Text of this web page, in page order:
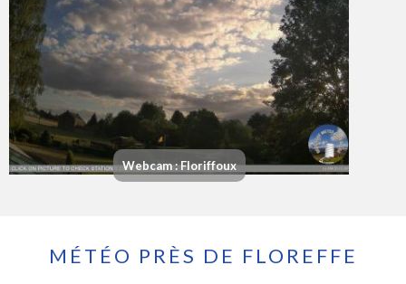
Webcam : Floriffoux
MÉTÉO PRÈS DE FLOREFFE